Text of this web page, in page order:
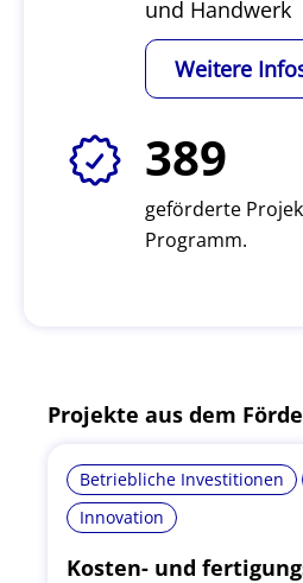
und Handwerk
Weitere
389
geförderte
Programm.
Projekte aus dem
Betriebliche Investitionen
Innovation
Kosten- und